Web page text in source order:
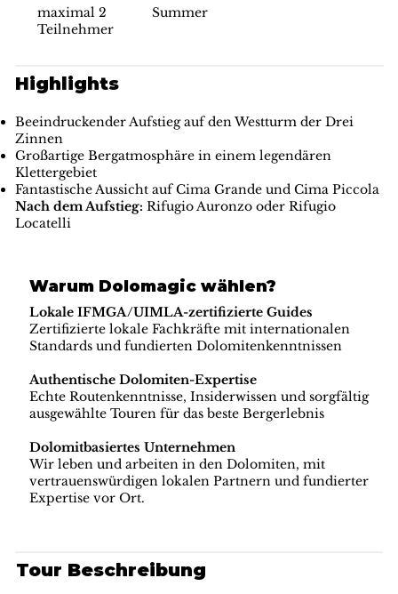
maximal 2
Teilnehmer
Summer
Highlights
Beeindruckender Aufstieg auf den Westturm der Drei
Zinnen
Großartige Bergatmosphäre in einem legendären
Klettergebiet
Fantastische Aussicht auf Cima Grande und Cima Piccola
Nach dem Aufstieg: Rifugio Auronzo oder Rifugio
Locatelli
Warum Dolomagic wählen?
Lokale IFMGA/UIMLA-zertifizierte Guides
Zertifizierte lokale Fachkräfte mit internationalen
Standards und fundierten Dolomitenkenntnissen
Authentische Dolomiten-Expertise
Echte Routenkenntnisse, Insiderwissen und sorgfältig
ausgewählte Touren für das beste Bergerlebnis
Dolomitbasiertes Unternehmen
Wir leben und arbeiten in den Dolomiten, mit
vertrauenswürdigen lokalen Partnern und fundierter
Expertise vor Ort.
Tour Beschreibung